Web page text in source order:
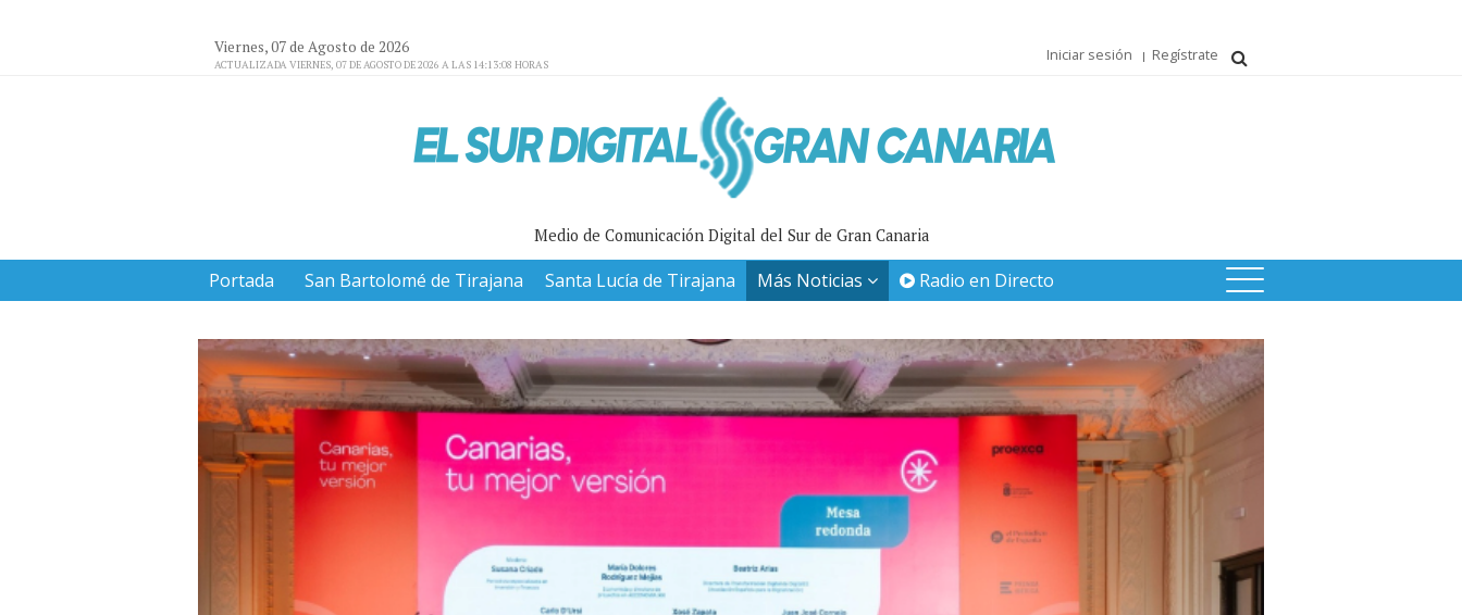
Viernes, 07 de Agosto de 2026
ACTUALIZADA VIERNES, 07 DE AGOSTO DE 2026 A LAS 14:13:08 HORAS
Iniciar sesión Regístrate
Medio de Comunicación Digital del Sur de Gran Canaria
Portada San Bartolomé de Tirajana Santa Lucía de Tirajana Más Noticias Radio en Directo